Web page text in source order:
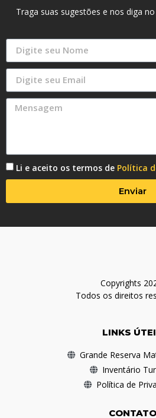
Traga suas sugestões e nos diga
Li e aceito os termos de Política
Enviar
Copyrights
Todos os direitos
LINKS
Grande Reserva
Inventário
Política de
CONTATO